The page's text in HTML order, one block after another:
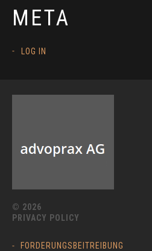
META
LOG IN
© 2026
PRIVACY POLICY
FORDERUNGSBEITREIBUNG